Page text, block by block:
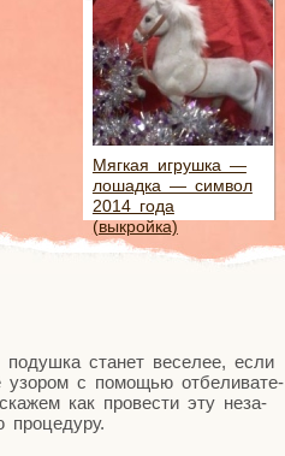
Мягкая игрушка —
лошадка — символ
2014 года
(выкройка)
подуш­ка ста­нет весе­лее, если
узо­ром с помо­щью отбе­ли­ва­те­
как про­ве­сти эту неза­
процедуру.